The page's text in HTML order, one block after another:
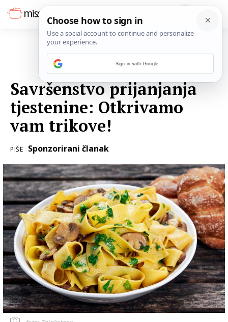
Savršenstvo prijanjanja
tjestenine: Otkrivamo
vam trikove!
PIŠE Sponzorirani članak
Sign in with Google